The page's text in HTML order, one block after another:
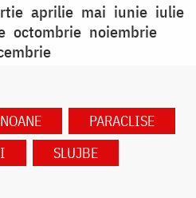
aprilie mai iunie iulie
octombrie noiembrie
PARACLISE
SLUJBE